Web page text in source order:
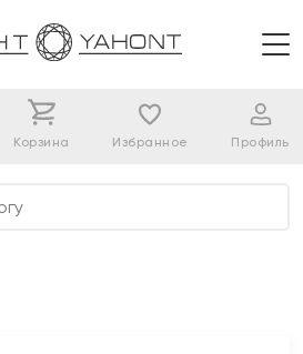
Корзина Избранное Профиль